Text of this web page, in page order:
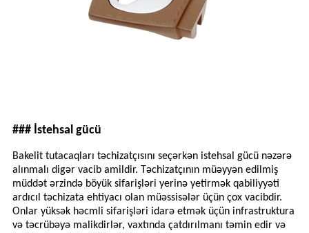
### İstehsal gücü
Bakelit tutacaqları təchizatçısını seçərkən istehsal gücü nəzərə
alınmalı digər vacib amildir. Təchizatçının müəyyən edilmiş
müddət ərzində böyük sifarişləri yerinə yetirmək qabiliyyəti
ardıcıl təchizata ehtiyacı olan müəssisələr üçün çox vacibdir.
Onlar yüksək həcmli sifarişləri idarə etmək üçün infrastruktura
və təcrübəyə malikdirlər, vaxtında çatdırılmanı təmin edir və